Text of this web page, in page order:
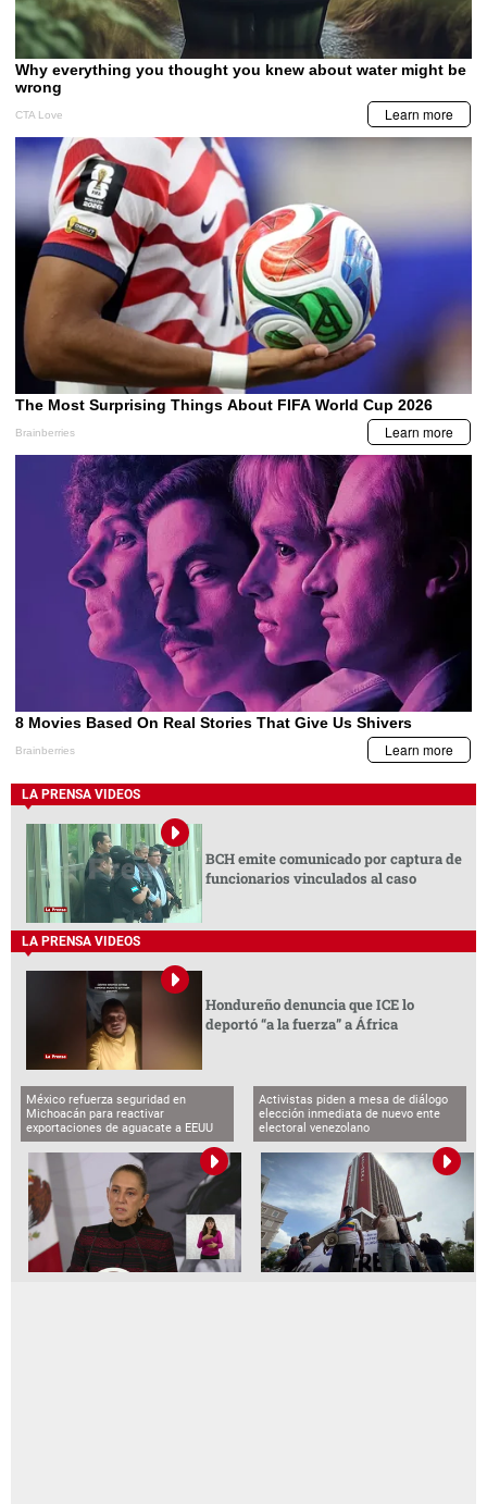
LA PRENSA VIDEOS
BCH emite comunicado por captura de
funcionarios vinculados al caso
LA PRENSA VIDEOS
Hondureño denuncia que ICE lo
deportó “a la fuerza” a África
México refuerza seguridad en
Michoacán para reactivar
exportaciones de aguacate a EEUU
Activistas piden a mesa de diálogo
elección inmediata de nuevo ente
electoral venezolano